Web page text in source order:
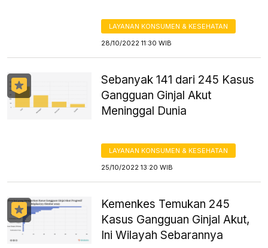
LAYANAN KONSUMEN & KESEHATAN
28/10/2022 11:30 WIB
Sebanyak 141 dari 245 Kasus
Gangguan Ginjal Akut
Meninggal Dunia
LAYANAN KONSUMEN & KESEHATAN
25/10/2022 13:20 WIB
Kemenkes Temukan 245
Kasus Gangguan Ginjal Akut,
Ini Wilayah Sebarannya